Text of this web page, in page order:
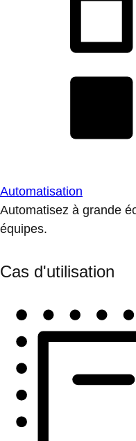
Automatisation
Automatisez à grande
équipes.
Cas d'utilisation